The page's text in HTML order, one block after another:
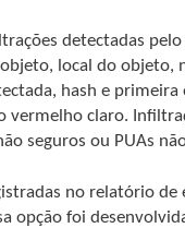
detectadas pelo
local do objeto,
hash e primeira
vermelho claro.
seguros ou PUAs
no relatório de
opção foi